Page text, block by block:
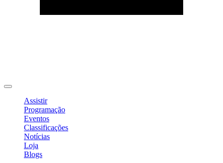
Assistir
Programação
Eventos
Classificações
Notícias
Loja
Blogs